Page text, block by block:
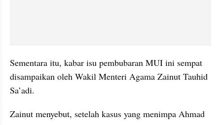
Sementara itu, kabar isu pembubaran MUI ini sempat
disampaikan oleh Wakil Menteri Agama Zainut Tauhid
Sa’adi.
Zainut menyebut, setelah kasus yang menimpa Ahmad